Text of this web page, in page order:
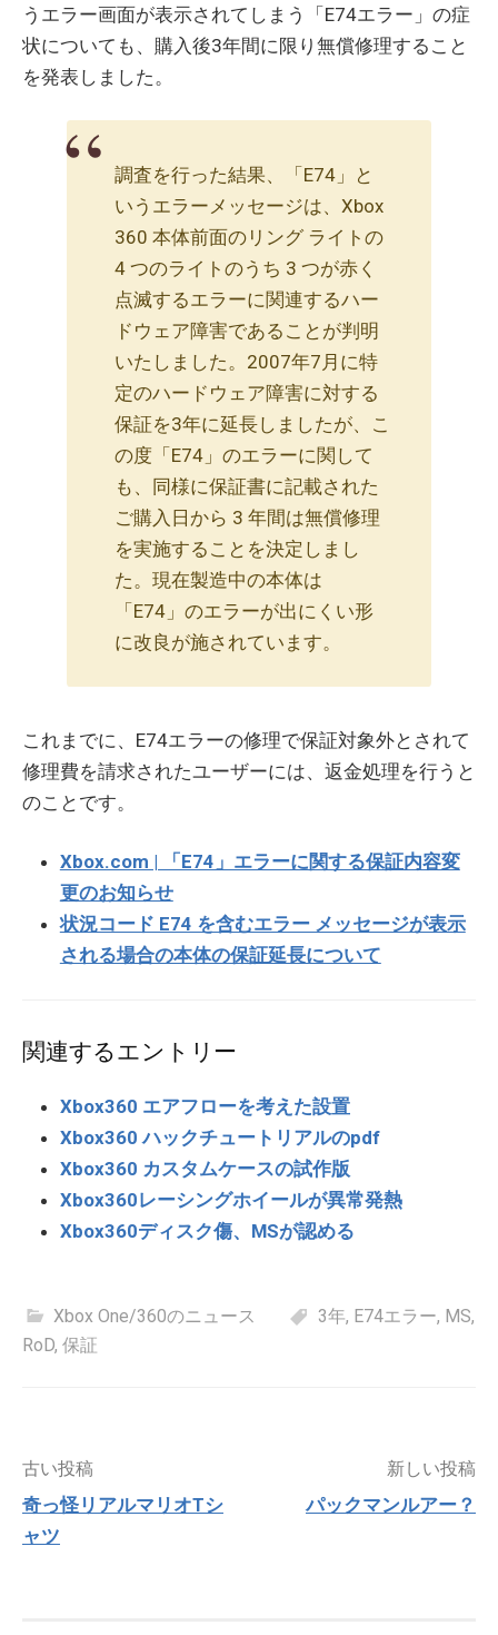
うエラー画面が表示されてしまう「E74エラー」の症
状についても、購入後3年間に限り無償修理すること
を発表しました。
調査を行った結果、「E74」と
いうエラーメッセージは、Xbox
360 本体前面のリング ライトの
4 つのライトのうち 3 つが赤く
点滅するエラーに関連するハー
ドウェア障害であることが判明
いたしました。2007年7月に特
定のハードウェア障害に対する
保証を3年に延長しましたが、こ
の度「E74」のエラーに関して
も、同様に保証書に記載された
ご購入日から 3 年間は無償修理
を実施することを決定しまし
た。現在製造中の本体は
「E74」のエラーが出にくい形
に改良が施されています。
これまでに、E74エラーの修理で保証対象外とされて
修理費を請求されたユーザーには、返金処理を行うと
のことです。
Xbox.com | 「E74」エラーに関する保証内容変
更のお知らせ
状況コード E74 を含むエラー メッセージが表示
される場合の本体の保証延長について
関連するエントリー
Xbox360 エアフローを考えた設置
Xbox360 ハックチュートリアルのpdf
Xbox360 カスタムケースの試作版
Xbox360レーシングホイールが異常発熱
Xbox360ディスク傷、MSが認める
Xbox One/360のニュース 3年, E74エラー, MS,
RoD, 保証
投
稿
ナ
ビ
古い投稿
奇っ怪リアルマリオTシ
ャツ
新しい投稿
パックマンルアー？